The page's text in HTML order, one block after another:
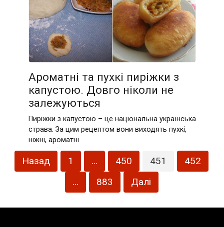
Ароматні та пухкі пиріжки з
капустою. Довго ніколи не
залежуються
Пиріжки з капустою – це національна українська
страва. За цим рецептом вони виходять пухкі,
ніжні, ароматні
Пагінація
записів
Назад 1 … 450 451
452
…
883 Далі